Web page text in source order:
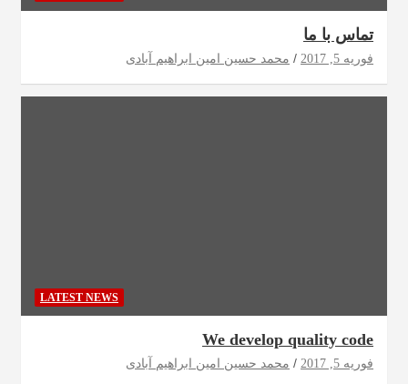
تماس با ما
فوریه 5, 2017 محمد حسین امین ابراهیم آبادی
LATEST NEWS
We develop quality code
فوریه 5, 2017 محمد حسین امین ابراهیم آبادی